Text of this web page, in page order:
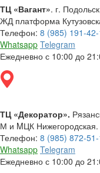
ТЦ «Вагант». г.
ЖД платформа
Телефон: 8 (985) 191-
Whatsapp Telegram
Ежедневно с 10:00 до
ТЦ «Декоратор».
М и MЦК Нижегородская.
Телефон: 8 (985) 872-
Whatsapp Telegram
Ежедневно с 10:00 до